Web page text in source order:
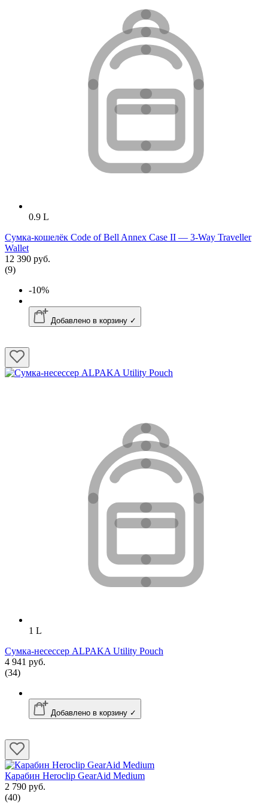
0.9 L
Сумка-кошелёк Code of Bell Annex Case II — 3-Way Traveller
Wallet
12 390 руб.
(9)
-10%
Добавлено в корзину ✓
1 L
Сумка-несессер ALPAKA Utility Pouch
4 941 руб.
(34)
Добавлено в корзину ✓
Карабин Heroclip GearAid Medium
2 790 руб.
(40)